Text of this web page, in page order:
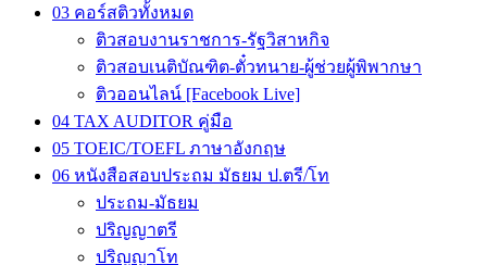
03 คอร์สติวทั้งหมด
ติวสอบงานราชการ-รัฐวิสาหกิจ
ติวสอบเนติบัณฑิต-ตั๋วทนาย-ผู้ช่วยผู้พิพากษา
ติวออนไลน์ [Facebook Live]
04 TAX AUDITOR คู่มือ
05 TOEIC/TOEFL ภาษาอังกฤษ
06 หนังสือสอบประถม มัธยม ป.ตรี/โท
ประถม-มัธยม
ปริญญาตรี
ปริญญาโท